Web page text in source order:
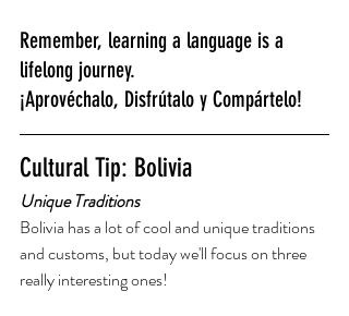
Remember, learning a language is a
lifelong journey.
¡Aprovéchalo, Disfrútalo y Compártelo!
Cultural Tip: Bolivia
Unique Traditions
Bolivia has a lot of cool and unique traditions
and customs, but today we'll focus on three
really interesting ones!